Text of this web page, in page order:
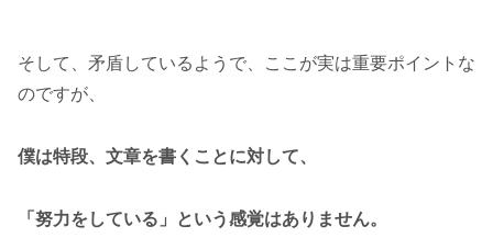
そして、矛盾しているようで、ここが実は重要ポイントな
のですが、
僕は特段、文章を書くことに対して、
「努力をしている」という感覚はありません。